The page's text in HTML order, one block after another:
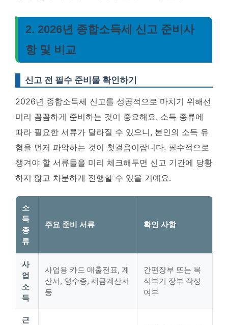
2. 2026년 종합소득세 신고 준비사
항 및 비교
신고 전 필수 준비물 확인하기
2026년 종합소득세 신고를 성공적으로 마치기 위해선
미리 꼼꼼하게 준비하는 것이 중요해요. 소득 종류에
따라 필요한 서류가 달라질 수 있으니, 본인의 소득 유
형을 먼저 파악하는 것이 첫걸음이랍니다. 필수적으로
챙겨야 할 서류들을 미리 체크해두면 신고 기간에 당황
하지 않고 차분하게 진행할 수 있을 거예요.
소
득
종
류
주요 준비 서류 확인 사항
사
업
소
득
사업용 카드 매출전표, 계
산서, 영수증, 세금계산서
등
간편장부 또는 복
식부기 장부 작성
여부
근